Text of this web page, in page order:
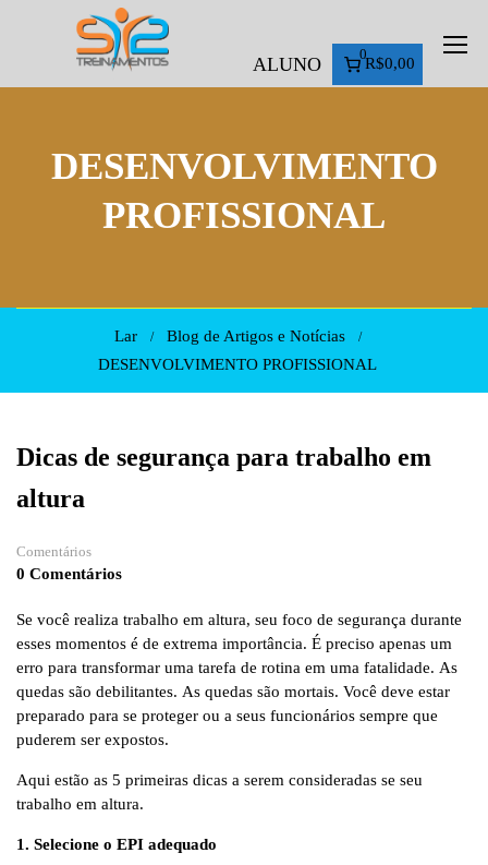
ALUNO 0
R$0,00
DESENVOLVIMENTO
PROFISSIONAL
Lar
Blog de Artigos e Notícias
DESENVOLVIMENTO PROFISSIONAL
Dicas de segurança para trabalho em
altura
Comentários
0 Comentários
Se você realiza trabalho em altura, seu foco de segurança durante
esses momentos é de extrema importância. É preciso apenas um
erro para transformar uma tarefa de rotina em uma fatalidade. As
quedas são debilitantes. As quedas são mortais. Você deve estar
preparado para se proteger ou a seus funcionários sempre que
puderem ser expostos.
Aqui estão as 5 primeiras dicas a serem consideradas se seu
trabalho em altura.
1. Selecione o EPI adequado